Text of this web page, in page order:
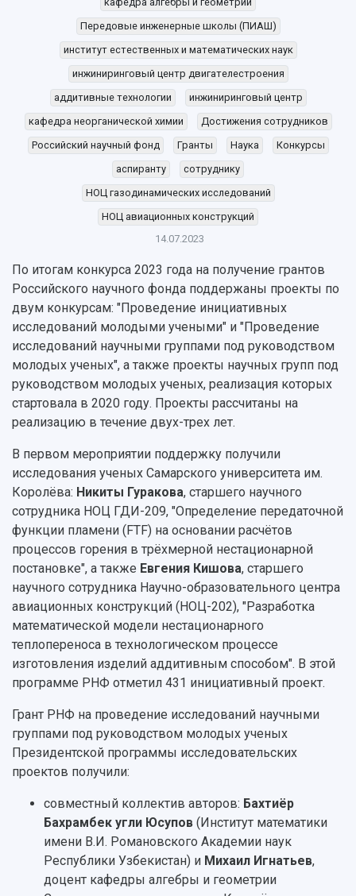
Попечительский совет
Ученый совет
Ректорат
Кадровый резерв
Персоналии
Сотрудники и преподаватели
Институты и факультеты
Кафедры
Научные подразделения
Отделы и службы
Общественные организации
Институт искусственного интеллекта
Инжиниринговый центр
Аграрный карбоновый полигон
Фирменный стиль
Устойчивое развитие
Кампус
3D-тур по университету
Учебный аэродром
Центр истории авиационных двигателей
Ботанический сад
Умный дом бабочек
Международный межвузовский кампус
Сведения об образовательной организации
Официальные документы
Объявления
События
СМИ об университете
Пресс-центр
Газета "Полет"
Газета "Самарский университет"
Мы в соцсетях
Мультимедиа
Просветительский проект "Одержимы
Бакалавриат и специалитет
Магистратура
Аспирантура
Дополнительное образование
Образовательные программы
Расписание занятий
Тестирование иностранных граждан на
знание русского языка, истории России и
основ законодательства РФ
Платные образовательные услуги
Скидки на обучение
Подготовительные курсы
Библиотека
Видеолекции
Противодействие COVID-19
Диссертационные советы
Подготовка научных кадров
Конкурс на замещение должностей научных
Научные проекты и темы
Аспирантура и докторантура
Справочные материалы
Научная инфраструктура
Научно-исследовательские подразделения
Структурная схема управления научно-
исследовательской деятельностью
Материальная база
Подразделения научного обслуживания
Организационные документы
Результаты научно-исследовательской
деятельности
Научно-технические разработки
Конкурсы научных проектов и грантов
Областной конкурс "Молодой учёный"
Отчеты о научно-исследовательской
деятельности
Журналы Самарского университета
Научные конференции
Патенты
Публикации и издания
Отчеты о проведенных конференциях
Передовые инженерные школы (ПИАШ)
институт естественных и математических наук
инжиниринговый центр двигателестроения
аддитивные технологии
инжиниринговый центр
кафедра неорганической химии
Достижения сотрудников
Российский научный фонд
Гранты Наука
Конкурсы
аспиранту
сотруднику
НОЦ газодинамических исследований
НОЦ авиационных конструкций
14.07.2023
По итогам конкурса 2023 года на получение грантов
Российского научного фонда поддержаны проекты по
двум конкурсам: "Проведение инициативных
исследований молодыми учеными" и "Проведение
исследований научными группами под руководством
молодых ученых", а также проекты научных групп под
руководством молодых ученых, реализация которых
стартовала в 2020 году. Проекты рассчитаны на
реализацию в течение двух-трех лет.
В первом мероприятии поддержку получили
исследования ученых Самарского университета им.
Королёва: Никиты Гуракова, старшего научного
сотрудника НОЦ ГДИ-209, "Определение передаточной
функции пламени (FTF) на основании расчётов
процессов горения в трёхмерной нестационарной
постановке", а также Евгения Кишова, старшего
научного сотрудника Научно-образовательного центра
авиационных конструкций (НОЦ-202), "Разработка
математической модели нестационарного
теплопереноса в технологическом процессе
изготовления изделий аддитивным способом". В этой
программе РНФ отметил 431 инициативный проект.
Грант РНФ на проведение исследований научными
группами под руководством молодых ученых
Президентской программы исследовательских
проектов получили:
совместный коллектив авторов: Бахтиёр
Бахрамбек угли Юсупов (Институт математики
имени В.И. Романовского Академии наук
Республики Узбекистан) и Михаил Игнатьев,
доцент кафедры алгебры и геометрии